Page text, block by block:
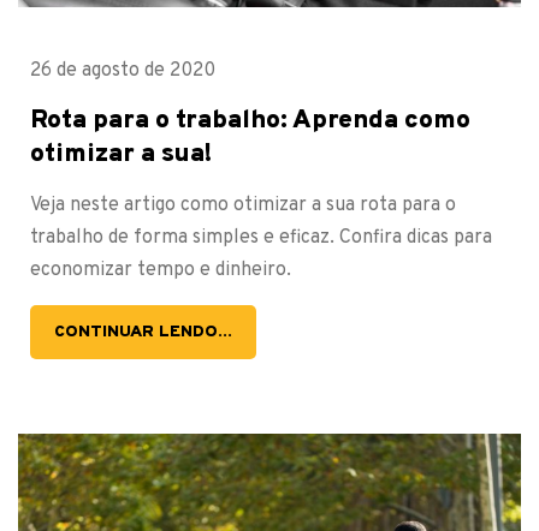
26 de agosto de 2020
Rota para o trabalho: Aprenda como
otimizar a sua!
Veja neste artigo como otimizar a sua rota para o
trabalho de forma simples e eficaz. Confira dicas para
economizar tempo e dinheiro.
CONTINUAR LENDO...